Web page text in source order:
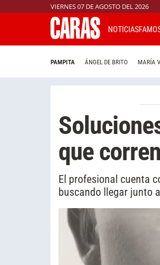
VIERNES 07 DE AGOSTO DEL 2026
NOTICIAS
PAMPITA ÁNGEL DE BRITO MARÍA
que corren
El profesional cuenta
buscando llegar junto